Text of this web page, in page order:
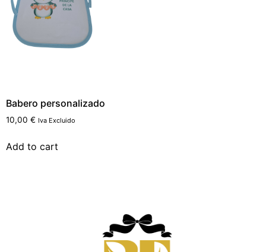
Babero personalizado
10,00 € Iva Excluido
Add to cart